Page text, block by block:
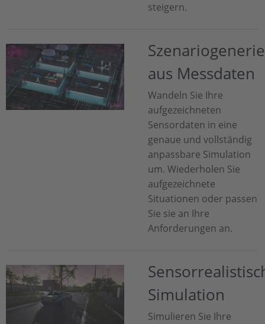
steigern.
aus Messdaten
Wandeln Sie Ihre
aufgezeichneten
Sensordaten in eine
genaue und vollständig
anpassbare Simulation
um. Wiederholen Sie
aufgezeichnete
Situationen oder passen
Sie sie an Ihre
Anforderungen an.
Simulation
Simulieren Sie Ihre